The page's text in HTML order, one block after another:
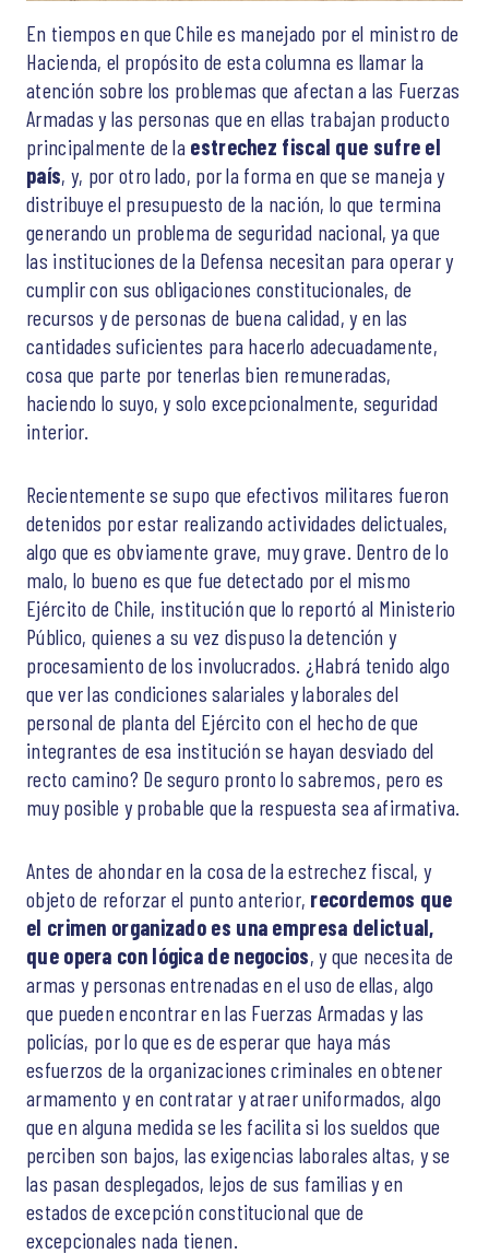
En tiempos en que Chile es manejado por el ministro de
Hacienda, el propósito de esta columna es llamar la
atención sobre los problemas que afectan a las Fuerzas
Armadas y las personas que en ellas trabajan producto
principalmente de la estrechez fiscal que sufre el
país, y, por otro lado, por la forma en que se maneja y
distribuye el presupuesto de la nación, lo que termina
generando un problema de seguridad nacional, ya que
las instituciones de la Defensa necesitan para operar y
cumplir con sus obligaciones constitucionales, de
recursos y de personas de buena calidad, y en las
cantidades suficientes para hacerlo adecuadamente,
cosa que parte por tenerlas bien remuneradas,
haciendo lo suyo, y solo excepcionalmente, seguridad
interior.
Recientemente se supo que efectivos militares fueron
detenidos por estar realizando actividades delictuales,
algo que es obviamente grave, muy grave. Dentro de lo
malo, lo bueno es que fue detectado por el mismo
Ejército de Chile, institución que lo reportó al Ministerio
Público, quienes a su vez dispuso la detención y
procesamiento de los involucrados. ¿Habrá tenido algo
que ver las condiciones salariales y laborales del
personal de planta del Ejército con el hecho de que
integrantes de esa institución se hayan desviado del
recto camino? De seguro pronto lo sabremos, pero es
muy posible y probable que la respuesta sea afirmativa.
Antes de ahondar en la cosa de la estrechez fiscal, y
objeto de reforzar el punto anterior, recordemos que
el crimen organizado es una empresa delictual,
que opera con lógica de negocios, y que necesita de
armas y personas entrenadas en el uso de ellas, algo
que pueden encontrar en las Fuerzas Armadas y las
policías, por lo que es de esperar que haya más
esfuerzos de la organizaciones criminales en obtener
armamento y en contratar y atraer uniformados, algo
que en alguna medida se les facilita si los sueldos que
perciben son bajos, las exigencias laborales altas, y se
las pasan desplegados, lejos de sus familias y en
estados de excepción constitucional que de
excepcionales nada tienen.